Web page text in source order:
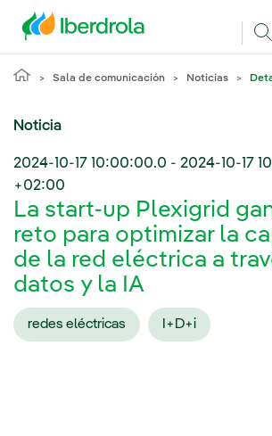
Sala de comunicación Noticias
Noticia
2024-10-17 10:00:00.0 - 2024-10-17
+02:00
La start-up Plexigrid
reto para optimizar la
de la red eléctrica a
datos y la IA
redes eléctricas I+D+i